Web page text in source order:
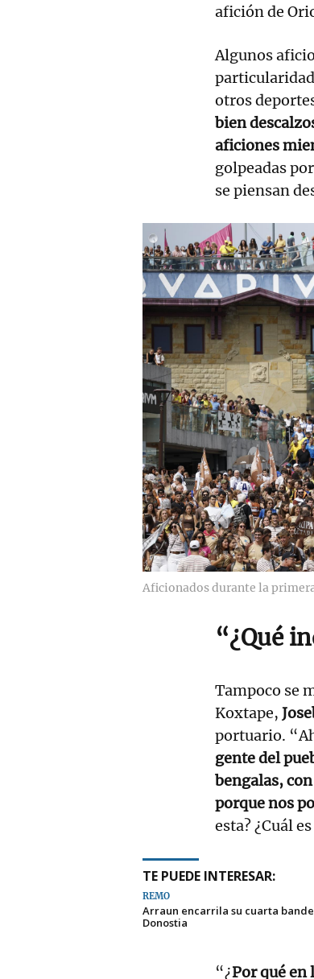
afición de
Algunos
otros
bien
aficiones
golpeadas
se piensan
Aficionados durante la
“¿Qué
Tampoco se
Koxtape,
portuario.
gente del
bengalas,
porque nos
esta? ¿Cuál
TE PUEDE INTERESAR:
REMO
Arraun encarrila su cuarta
Donostia
“¿Por qué en